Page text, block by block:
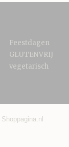
Feestdagen
GLUTENVRIJ
vegetarisch